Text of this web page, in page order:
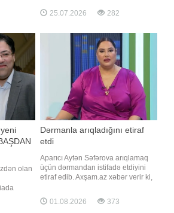
bildiriblər. Kinematoqrafçının ölüm
səbəbi hələlik məlum deyil. Qeyd
da ABŞ-nin İllinoys ştatında anadan
olub. Rassel rejissorluq karyerasın
25.07.2026 282
olan
xəbər
Dərmanla arıqladığını etiraf
etdi
Aparıcı Aytən Səfərova arıqlamaq
üçün dərmandan istifadə etdiyini
etiraf edib. Axşam.az xəbər verir ki,
Aparıcı qısa müddətdə 4 kiloqram
çəki atdığını bildirib:. "4 kiloqram
01.08.2026 373